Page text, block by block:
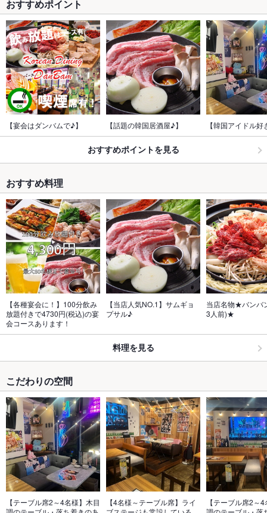
おすすめポイント
【宴会はダンバムで♪】 【話題の韓国居酒屋♪】 【韓国アイドル好
おすすめポイントを見る
おすすめ料理
【各種宴会に！】100分飲み
放題付きで4730円(税込)の宴
会コースあります！
【当店人気NO.1】サムギョ
プサル♪
当店名物★バンバ
3人前)★
料理を見る
こだわりの空間
【テーブル席2～4名様】木目
【4名様～テーブル席】ライ
【テーブル席2～